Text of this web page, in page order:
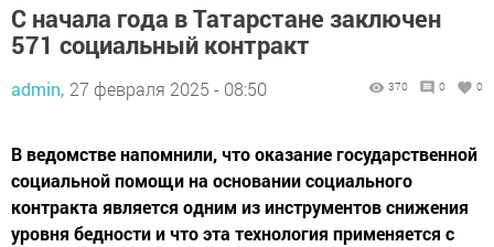
С начала года в Татарстане заключен
571 социальный контракт
admin, 27 февраля 2025 - 08:50 370 0 0
В ведомстве напомнили, что оказание государственной
социальной помощи на основании социального
контракта является одним из инструментов снижения
уровня бедности и что эта технология применяется с